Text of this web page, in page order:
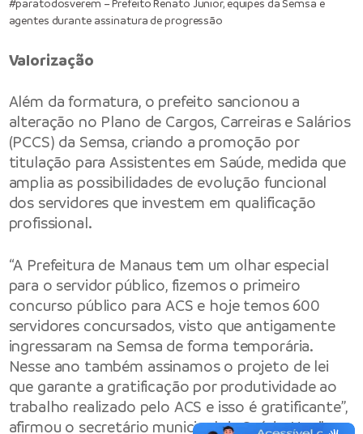
#paratodosverem – Prefeito Renato Junior, equipes da Semsa e
agentes durante assinatura de progressão
Valorização
Além da formatura, o prefeito sancionou a
alteração no Plano de Cargos, Carreiras e Salários
(PCCS) da Semsa, criando a promoção por
titulação para Assistentes em Saúde, medida que
amplia as possibilidades de evolução funcional
dos servidores que investem em qualificação
profissional.
“A Prefeitura de Manaus tem um olhar especial
para o servidor público, fizemos o primeiro
concurso público para ACS e hoje temos 600
servidores concursados, visto que antigamente
ingressaram na Semsa de forma temporária.
Nesse ano também assinamos o projeto de lei
que garante a gratificação por produtividade ao
trabalho realizado pelo ACS e isso é gratificante”,
afirmou o secretário municipal de Saúde, Nagib